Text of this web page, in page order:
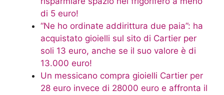
di 5 euro!
“Ne ho ordinate addirittura due paia”: ha
acquistato gioielli sul sito di Cartier per
soli 13 euro, anche se il suo valore è di
13.000 euro!
Un messicano compra gioielli Cartier per
28 euro invece di 28000 euro e affronta il